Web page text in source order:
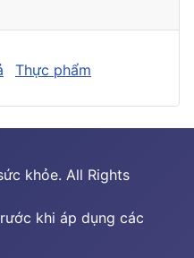
Thực phẩm
khỏe. All Rights
khi áp dụng các